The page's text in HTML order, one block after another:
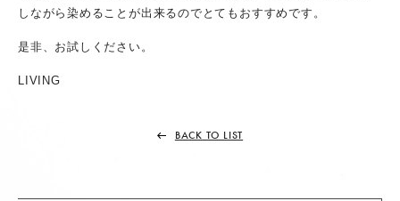
しながら染めることが出来るのでとてもおすすめです。
是非、お試しください。
LIVING
BACK TO LIST